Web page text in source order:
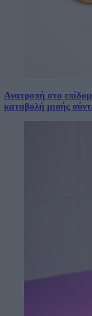
Ανατροπή στο
καταβολή μισής